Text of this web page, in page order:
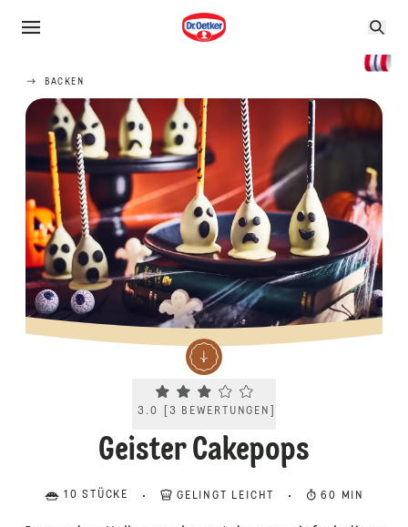
BACKEN
Current rating 3.0. Click to rate.
3.0 3 BEWERTUNGEN
Geister Cakepops
10 STÜCKE GELINGT LEICHT 60 MIN